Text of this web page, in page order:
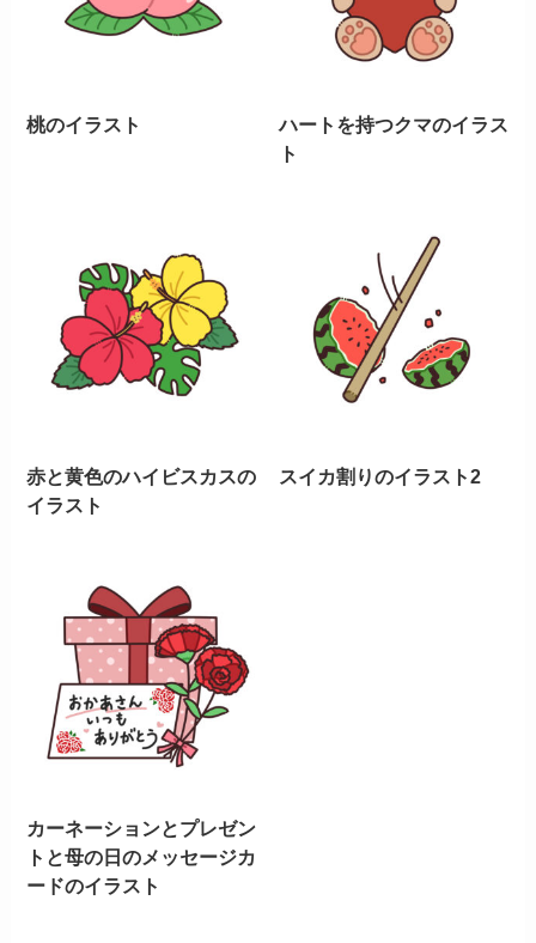
桃のイラスト
ハートを持つクマのイラス
ト
赤と黄色のハイビスカスの
イラスト
スイカ割りのイラスト2
カーネーションとプレゼン
トと母の日のメッセージカ
ードのイラスト